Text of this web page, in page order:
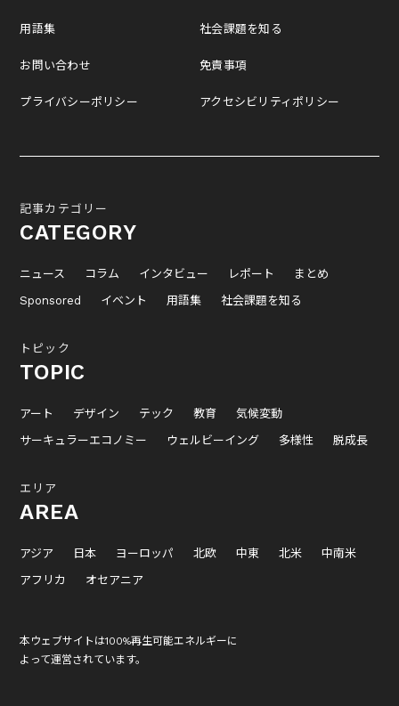
用語集
お問い合わせ
プライバシーポリシー
社会課題を知る
免責事項
アクセシビリティポリシー
記事カテゴリー
CATEGORY
ニュース コラム インタビュー レポート
まとめ
Sponsored
イベント 用語集 社会課題を知る
トピック
TOPIC
アート デザイン テック 教育
気候変動
サーキュラーエコノミー
ウェルビーイング 多様性 脱成長
エリア
AREA
アジア 日本 ヨーロッパ 北欧 中東 北米
中南米
アフリカ
オセアニア
本ウェブサイトは100%再生可能エネルギーに
よって運営されています。